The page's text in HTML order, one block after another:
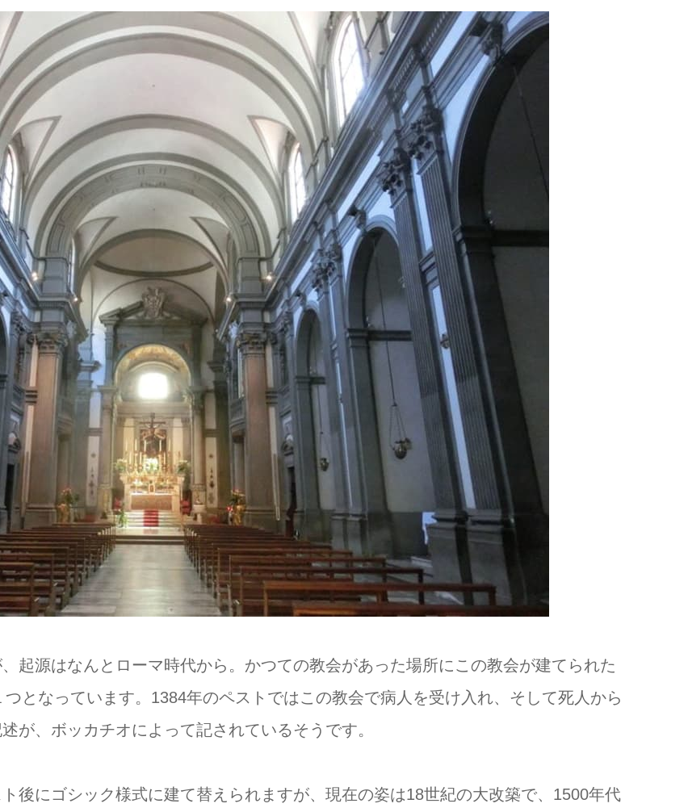
起源はなんとローマ時代から。かつての教会があった場所にこの教会が建てられた
となっています。1384年のペストではこの教会で病人を受け入れ、そして死人から
が、ボッカチオによって記されているそうです。
後にゴシック様式に建て替えられますが、現在の姿は18世紀の大改築で、1500年代